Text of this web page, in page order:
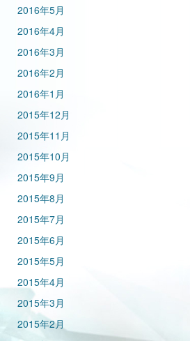
2016年5月
2016年4月
2016年3月
2016年2月
2016年1月
2015年12月
2015年11月
2015年10月
2015年9月
2015年8月
2015年7月
2015年6月
2015年5月
2015年4月
2015年3月
2015年2月